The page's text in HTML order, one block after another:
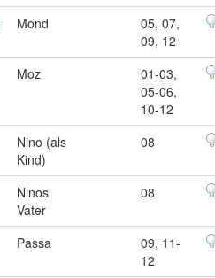
Mond
05, 07,
09, 12
Moz
01-03,
05-06,
10-12
Nino (als
Kind)
08
Ninos
Vater
08
Passa
09, 11-
12